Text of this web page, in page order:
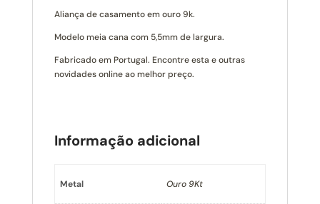
Aliança de casamento em ouro 9k.
Modelo meia cana com 5,5mm de largura.
Fabricado em Portugal. Encontre esta e outras
novidades online ao melhor preço.
Informação adicional
Metal Ouro 9Kt